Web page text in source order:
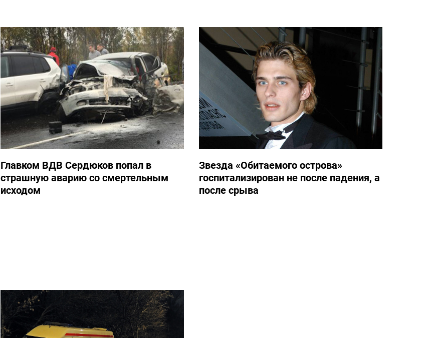
Главком ВДВ Сердюков попал в
страшную аварию со смертельным
исходом
Звезда «Обитаемого острова»
госпитализирован не после падения, а
после срыва